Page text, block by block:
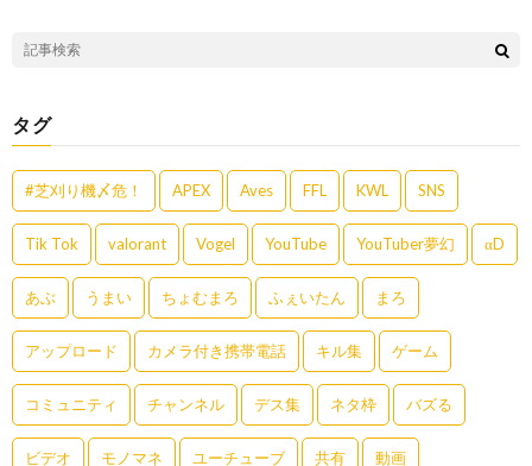
タグ
#芝刈り機〆危！ APEX Aves FFL KWL SNS
Tik Tok valorant Vogel YouTube YouTuber夢幻 αD
あぶ うまい ちょむまろ ふぇいたん まろ
アップロード カメラ付き携帯電話 キル集 ゲーム
コミュニティ チャンネル デス集 ネタ枠 バズる
ビデオ モノマネ ユーチューブ 共有 動画